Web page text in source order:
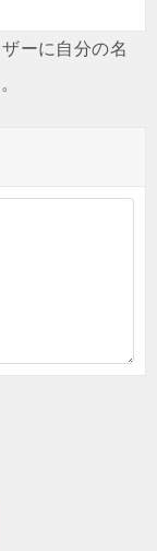
ーに自分の名